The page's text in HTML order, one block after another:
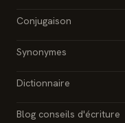
Conjugaison
Synonymes
Dictionnaire
Blog conseils d'écriture